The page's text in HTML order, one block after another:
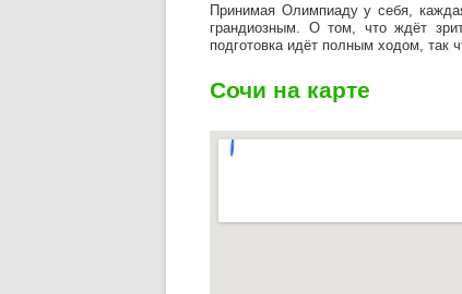
Принимая Олимпиаду у себя,
грандиозным. О том, что ждёт
подготовка идёт полным ходом, так
Сочи на карте